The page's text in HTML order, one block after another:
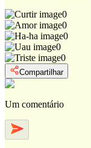
0
0
0
0
0
Compartilhar
Um comentário